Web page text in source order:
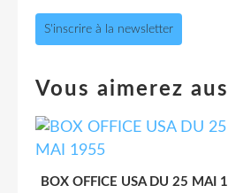
S'inscrire à la newsletter
Vous aimerez
BOX OFFICE USA DU 25 MAI